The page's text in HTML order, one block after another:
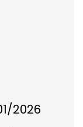
2026